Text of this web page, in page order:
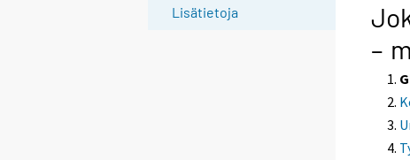
Lisätietoja
–